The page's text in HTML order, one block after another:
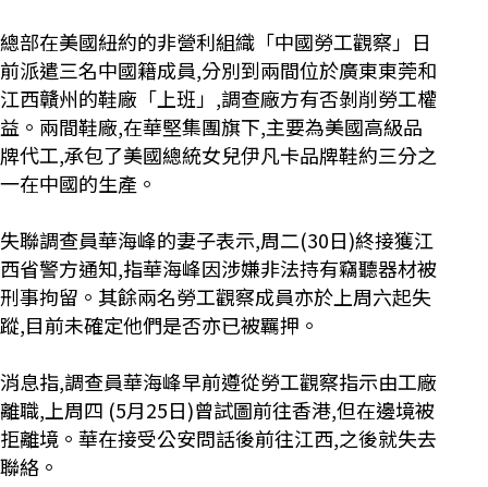
總部在美國紐約的非營利組織「中國勞工觀察」日
前派遣三名中國籍成員,分別到兩間位於廣東東莞和
江西贛州的鞋廠「上班」,調查廠方有否剝削勞工權
益。兩間鞋廠,在華堅集團旗下,主要為美國高級品
牌代工,承包了美國總統女兒伊凡卡品牌鞋約三分之
一在中國的生產。
失聯調查員華海峰的妻子表示,周二(30日)終接獲江
西省警方通知,指華海峰因涉嫌非法持有竊聽器材被
刑事拘留。其餘兩名勞工觀察成員亦於上周六起失
蹤,目前未確定他們是否亦已被羈押。
消息指,調查員華海峰早前遵從勞工觀察指示由工廠
離職,上周四 (5月25日)曾試圖前往香港,但在邊境被
拒離境。華在接受公安問話後前往江西,之後就失去
聯絡。